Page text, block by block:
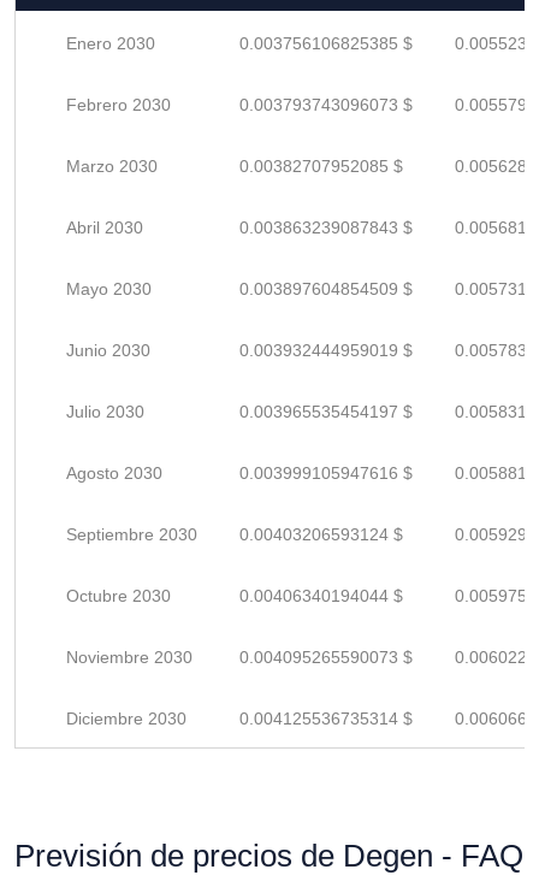
Enero 2030 0.003756106825385 $
Febrero 2030 0.003793743096073 $
Marzo 2030 0.00382707952085 $
Abril 2030 0.003863239087843 $
Mayo 2030 0.003897604854509 $
Junio 2030 0.003932444959019 $
Julio 2030 0.003965535454197 $
Agosto 2030 0.003999105947616 $
Septiembre 2030 0.00403206593124 $
Octubre 2030 0.00406340194044 $
Noviembre 2030 0.004095265590073 $
Diciembre 2030 0.004125536735314 $
Previsión de precios de Degen - FAQ